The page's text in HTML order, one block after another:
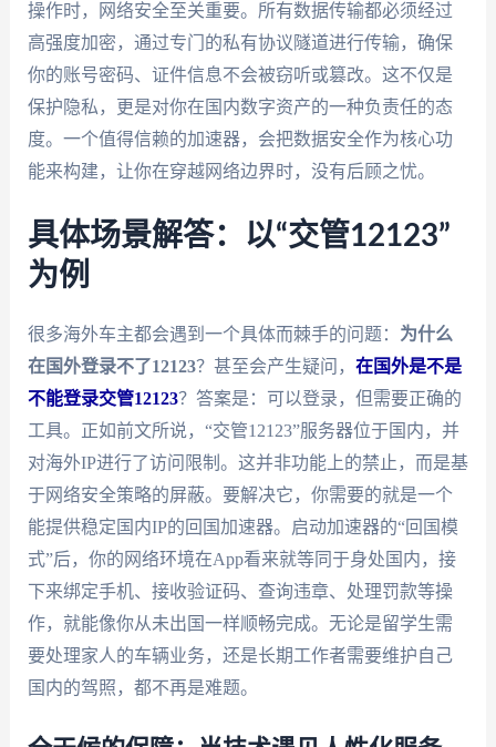
操作时，网络安全至关重要。所有数据传输都必须经过
高强度加密，通过专门的私有协议隧道进行传输，确保
你的账号密码、证件信息不会被窃听或篡改。这不仅是
保护隐私，更是对你在国内数字资产的一种负责任的态
度。一个值得信赖的加速器，会把数据安全作为核心功
能来构建，让你在穿越网络边界时，没有后顾之忧。
具体场景解答：以“交管12123”
为例
很多海外车主都会遇到一个具体而棘手的问题： 为什么
在国外登录不了12123？甚至会产生疑问， 在国外是不是
不能登录交管12123？答案是：可以登录，但需要正确的
工具。正如前文所说，“交管12123”服务器位于国内，并
对海外IP进行了访问限制。这并非功能上的禁止，而是基
于网络安全策略的屏蔽。要解决它，你需要的就是一个
能提供稳定国内IP的回国加速器。启动加速器的“回国模
式”后，你的网络环境在App看来就等同于身处国内，接
下来绑定手机、接收验证码、查询违章、处理罚款等操
作，就能像你从未出国一样顺畅完成。无论是留学生需
要处理家人的车辆业务，还是长期工作者需要维护自己
国内的驾照，都不再是难题。